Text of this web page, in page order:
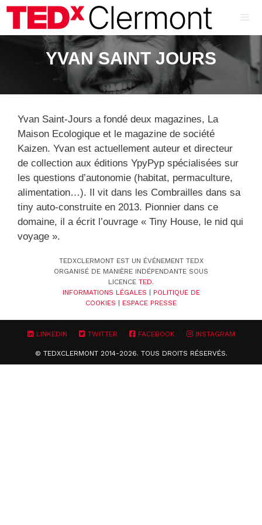
Aller
contenu
YVAN SAINT JOURS
Yvan Saint-Jours a fondé deux magazines, La
Maison Ecologique et le magazine de société
Kaizen. Yvan est actuellement auteur et directeur
de collection aux éditions YpyPyp spécialisées sur
les questions d’autonomie (habitat, permaculture,
alimentation…). Il vit dans les Combrailles dans sa
tiny auto-construite en 2013. Pionnier dans ce
domaine, il a écrit l’ouvrage « Tiny House, le nid qui
voyage ».
TEDXCLERMONT EST UN ÉVÉNEMENT TEDX
ORGANISÉ DE MANIÈRE INDÉPENDANTE SOUS
LICENCE TED.
INFORMATIONS LÉGALES | POLITIQUE DE
COOKIES | ESPACE PRESSE
LINKEDIN TWITTER FACEBOOK INSTAGRAM
© TEDXCLERMONT 2014-2026. TOUS DROITS RÉSERVÉS.